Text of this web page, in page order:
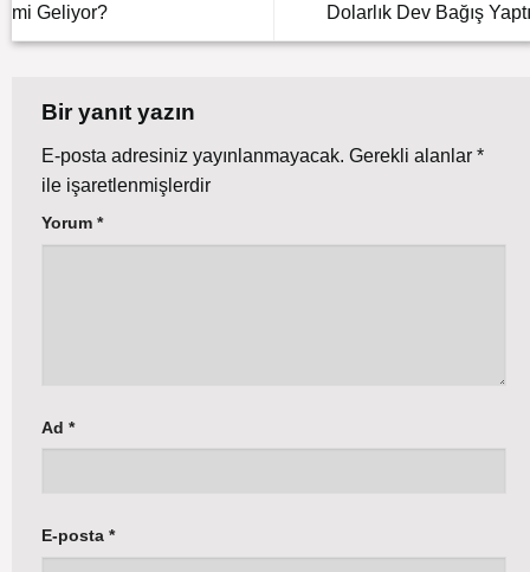
mi Geliyor? Dolarlık Dev Bağış
Bir yanıt yazın
E-posta adresiniz yayınlanmayacak. Gerekli alanlar *
ile işaretlenmişlerdir
Yorum *
Ad *
E-posta *